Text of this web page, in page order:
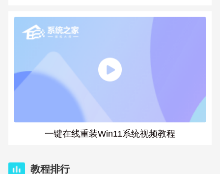
一键在线重装Win11系统视频教程
教程排行